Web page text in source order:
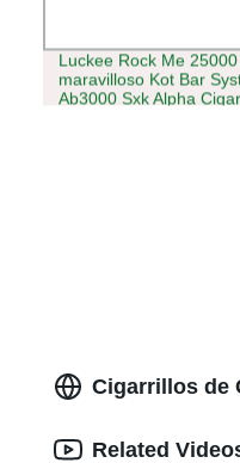
Luckee Rock Me
maravilloso Kot Bar
Ab3000 Sxk Alpha
Cigarrillos de
Related